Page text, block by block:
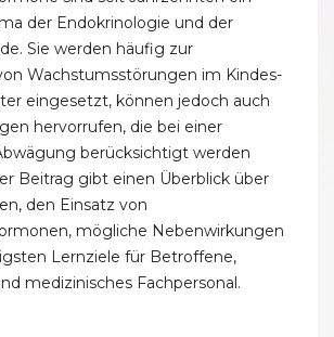
der Endokrinologie und der
Sie werden häufig zur
Wachstumsstörungen im Kindes-
eingesetzt, können jedoch auch
hervorrufen, die bei einer
berücksichtigt werden
Beitrag gibt einen Überblick über
den Einsatz von
mögliche Nebenwirkungen
Lernziele für Betroffene,
medizinisches Fachpersonal.